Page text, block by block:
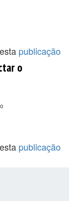
publicação
o
publicação